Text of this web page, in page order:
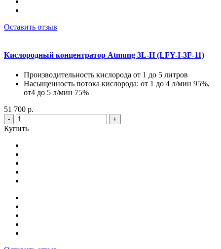
Оставить отзыв
Кислородный концентратор Atmung 3L-H (LFY-I-3F-11)
Производительность кислорода от 1 до 5 литров
Насыщенность потока кислорода: от 1 до 4 л/мин 95%,
от4 до 5 л/мин 75%
51 700 р.
- +
Купить